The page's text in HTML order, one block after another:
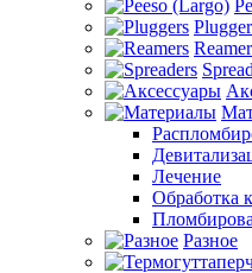
Лечение
Обработка
Разное